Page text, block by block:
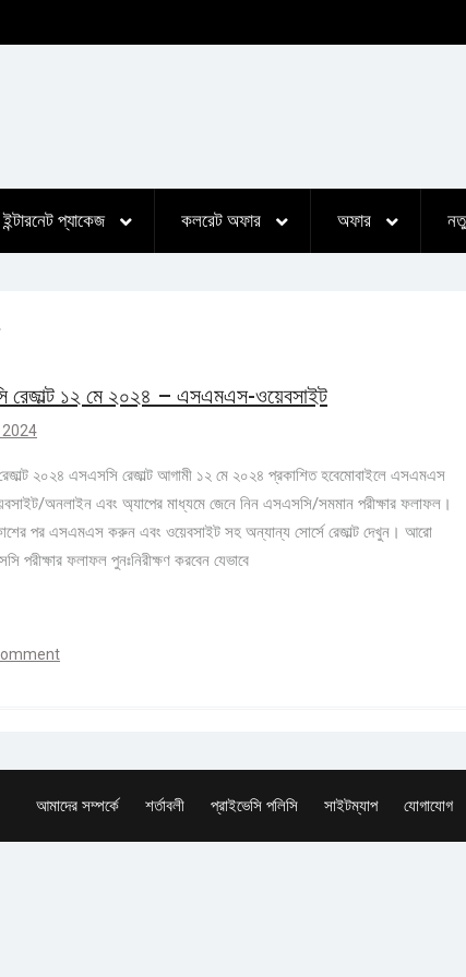
ইন্টারনেট প্যাকেজ কলরেট অফার অফার
রেজাল্ট ১২ মে ২০২৪ – এসএমএস-ওয়েবসাইট
2024
২০২৪ এসএসসি রেজাল্ট আগামী ১২ মে ২০২৪ প্রকাশিত হবেমোবাইলে এসএমএস
অনলাইন এবং অ্যাপের মাধ্যমে জেনে নিন এসএসসি/সমমান পরীক্ষার ফলাফল।
পর এসএমএস করুন এবং ওয়েবসাইট সহ অন্যান্য সোর্সে রেজাল্ট দেখুন। আরো
পরীক্ষার ফলাফল পুনঃনিরীক্ষণ করবেন যেভাবে
আমাদের সম্পর্কে শর্তাবলী প্রাইভেসি পলিসি সাইটম্যাপ যোগাযোগ